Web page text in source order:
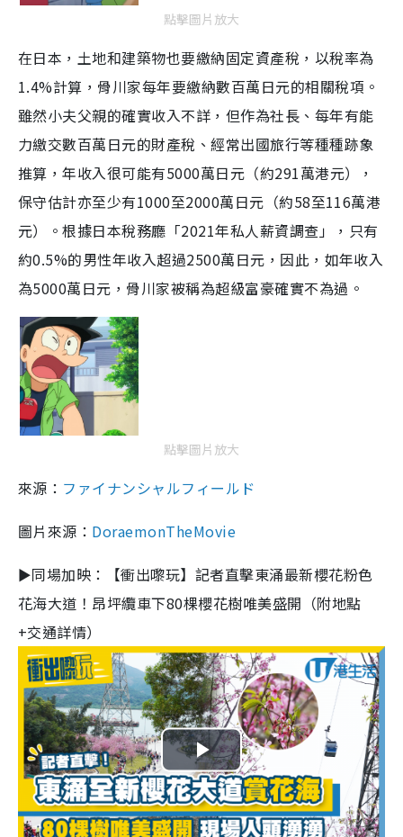
點擊圖片放大
在日本，土地和建築物也要繳納固定資產稅，以稅率為
1.4%計算，骨川家每年要繳納數百萬日元的相關稅項。
雖然小夫父親的確實收入不詳，但作為社長、每年有能
力繳交數百萬日元的財產稅、經常出國旅行等種種跡象
推算，年收入很可能有5000萬日元（約291萬港元），
保守估計亦至少有1000至2000萬日元（約58至116萬港
元）。根據日本稅務廳「2021年私人薪資調查」，只有
約0.5%的男性年收入超過2500萬日元，因此，如年收入
為5000萬日元，骨川家被稱為超級富豪確實不為過。
點擊圖片放大
來源： ファイナンシャルフィールド
圖片來源： DoraemonTheMovie
►同場加映：【衝出嚟玩】記者直擊東涌最新櫻花粉色
花海大道！昂坪纜車下80棵櫻花樹唯美盛開（附地點
+交通詳情）
P
l